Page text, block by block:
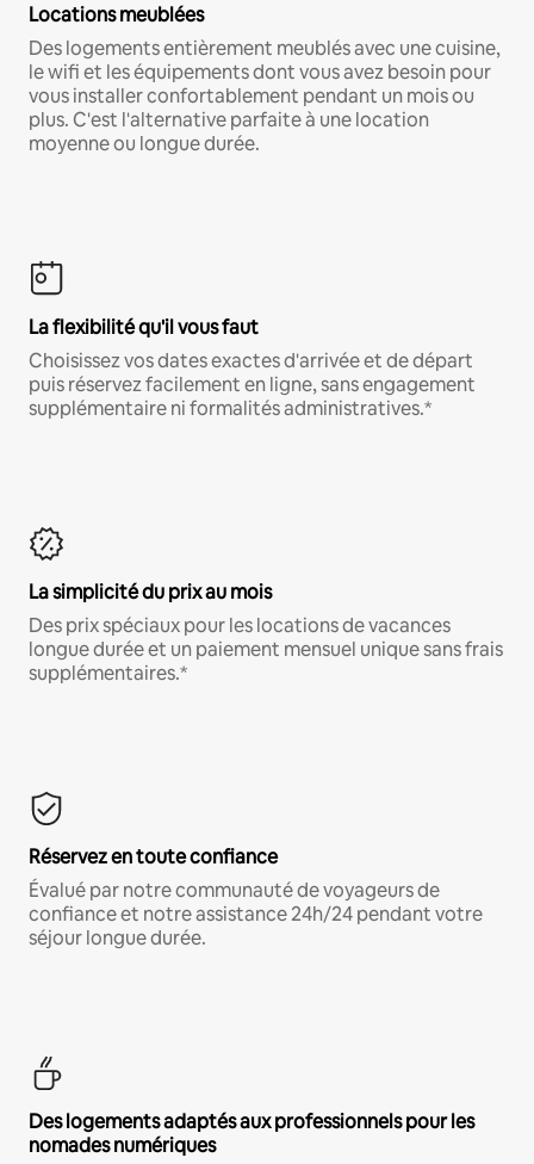
Locations meublées
Des logements entièrement meublés avec une cuisine,
le wifi et les équipements dont vous avez besoin pour
vous installer confortablement pendant un mois ou
plus. C'est l'alternative parfaite à une location
moyenne ou longue durée.
La flexibilité qu'il vous faut
Choisissez vos dates exactes d'arrivée et de départ
puis réservez facilement en ligne, sans engagement
supplémentaire ni formalités administratives.*
La simplicité du prix au mois
Des prix spéciaux pour les locations de vacances
longue durée et un paiement mensuel unique sans frais
supplémentaires.*
Réservez en toute confiance
Évalué par notre communauté de voyageurs de
confiance et notre assistance 24h/24 pendant votre
séjour longue durée.
Des logements adaptés aux professionnels pour les
nomades numériques